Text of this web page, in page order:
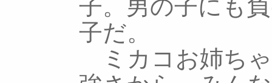
子。男の子にも
子だ。
ミカコお姉ち